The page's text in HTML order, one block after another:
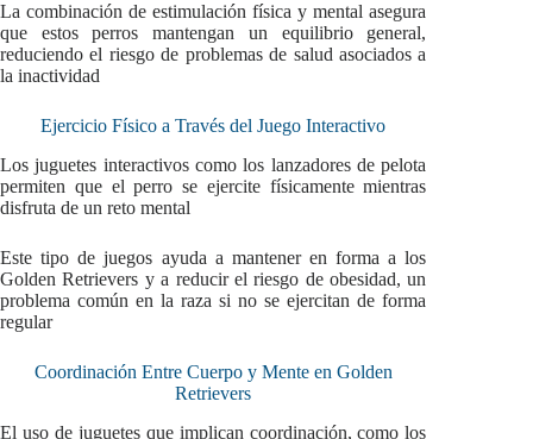
La combinación de estimulación física y mental asegura
que estos perros mantengan un equilibrio general,
reduciendo el riesgo de problemas de salud asociados a
la inactividad
Ejercicio Físico a Través del Juego Interactivo
Los juguetes interactivos como los lanzadores de pelota
permiten que el perro se ejercite físicamente mientras
disfruta de un reto mental
Este tipo de juegos ayuda a mantener en forma a los
Golden Retrievers y a reducir el riesgo de obesidad, un
problema común en la raza si no se ejercitan de forma
regular
Coordinación Entre Cuerpo y Mente en Golden
Retrievers
El uso de juguetes que implican coordinación, como los